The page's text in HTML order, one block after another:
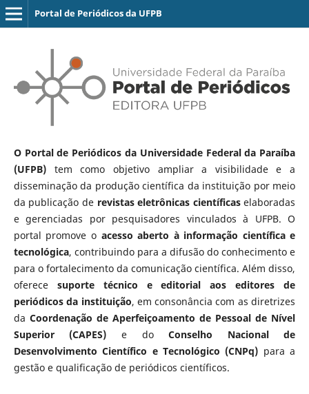
Portal de Periódicos da UFPB
O Portal de Periódicos da Universidade Federal da Paraíba
(UFPB)tem como objetivo ampliar a visibilidade e a
disseminação da produção científica da instituição por meio
da publicação de revistas eletrônicas científicaselaboradas
e gerenciadas por pesquisadores vinculados à UFPB. O
portal promove o acesso aberto à informação científica e
tecnológica, contribuindo para a difusão do conhecimento e
para o fortalecimento da comunicação científica. Além disso,
oferece suporte técnico e editorial aos editores de
periódicos da instituição, em consonância com as diretrizes
da Coordenação de Aperfeiçoamento de Pessoal de Nível
Superior (CAPES) e doConselho Nacional de
Desenvolvimento Científico e Tecnológico (CNPq) para a
gestão e qualificação de periódicos científicos.